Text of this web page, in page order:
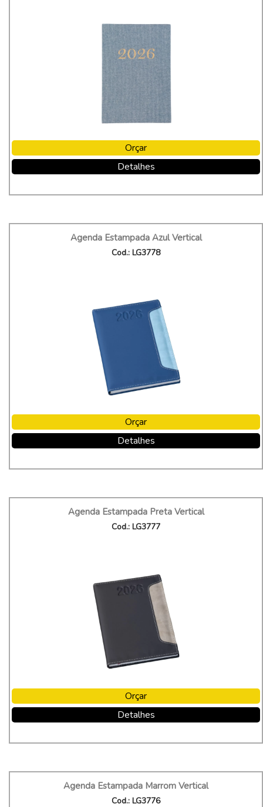
Orçar
Detalhes
Agenda Estampada Azul Vertical
Cod.: LG3778
Orçar
Detalhes
Agenda Estampada Preta Vertical
Cod.: LG3777
Orçar
Detalhes
Agenda Estampada Marrom Vertical
Cod.: LG3776